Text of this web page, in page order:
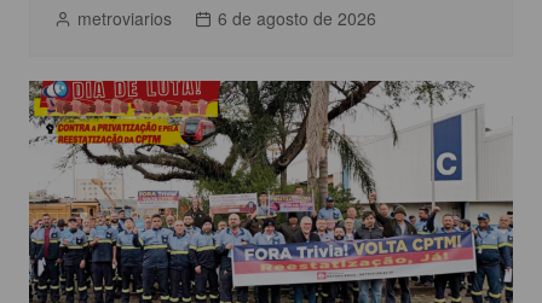
metroviarios 6 de agosto de 2026